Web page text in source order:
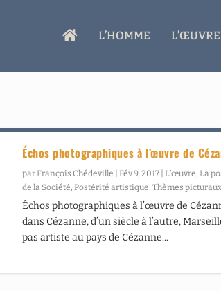
A
L’HOMME L’ŒUVRE
Échos photographiques à l’œuvre de
parFrançois Chédeville |Fév 9, 2017 |L’œuvre,La
de la Société,Postérité artistique,Thèmes
Échos photographiques à l’œuvre de
dans Cézanne, d’un siècle à l’autre,
pas artiste au pays de Cézanne...